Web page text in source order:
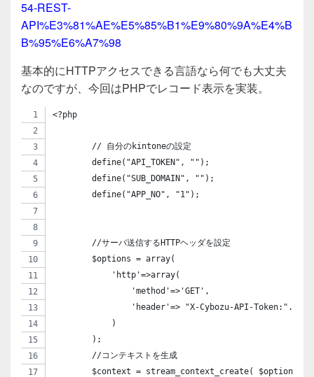
54-REST-
API%E3%81%AE%E5%85%B1%E9%80%9A%E4%B
B%95%E6%A7%98
基本的にHTTPアクセスできる言語なら何でも大丈夫
なのですが、今回はPHPでレコード表示を実装。
<?php
	// 自分のkintoneの設定
	define("API_TOKEN", "");
	define("SUB_DOMAIN", "");
	define("APP_NO", "1");
	//サーバ送信するHTTPヘッダを設定
	$options = array(
	    'http'=>array(
	        'method'=>'GET',
'header'=> "X-Cybozu-API-Token:".
	    )
	);
	//コンテキストを生成
	$context = stream_context_create( $options );